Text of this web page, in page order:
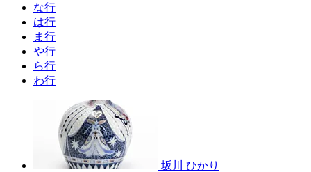
な行
は行
ま行
や行
ら行
わ行
坂川 ひかり